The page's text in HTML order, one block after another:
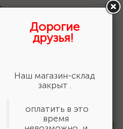
основе (3550-16-775)
6
Дорогие
друзья!
Наш магазин-склад
закрыт .
оплатить в это
время